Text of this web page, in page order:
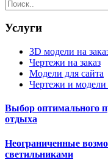
Услуги
3D модели на
Чертежи на заказ
Модели для сайта
Чертежи и
Выбор оптимального
отдыха
Неограниченные
светильниками